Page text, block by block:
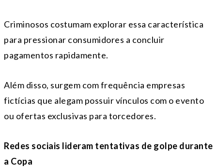
Criminosos costumam explorar essa característica
para pressionar consumidores a concluir
pagamentos rapidamente.
Além disso, surgem com frequência empresas
fictícias que alegam possuir vínculos com o evento
ou ofertas exclusivas para torcedores.
Redes sociais lideram tentativas de golpe durante
a Copa